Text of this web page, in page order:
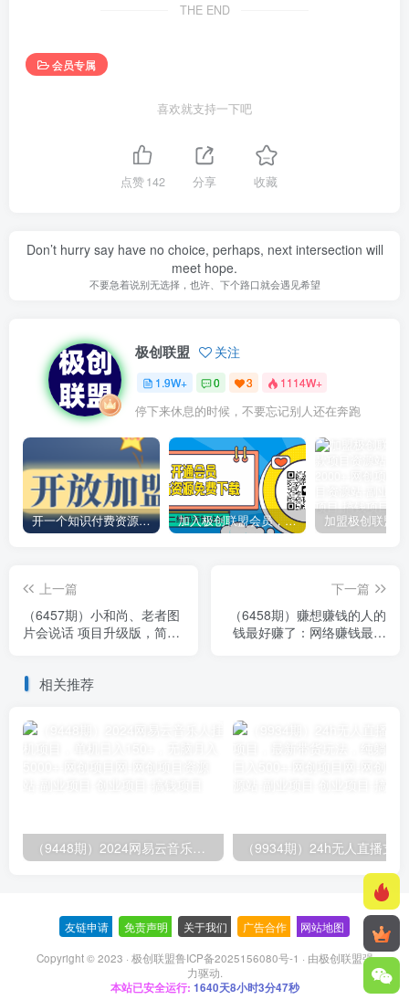
THE END
会员专属
喜欢就支持一下吧
点赞142 分享 收藏
Don’t hurry say have no choice, perhaps, next intersection will
meet hope.
不要急着说别无选择，也许、下个路口就会遇见希望
极创联盟 关注
1.9W+ 0 3 1114W+
停下来休息的时候，不要忘记别人还在奔跑
开一个知识付费资源网站，小白也能日入1000+ 加入极创联盟会员，全站资源免费学习。
上一篇
（6457期）小和尚、老者图
片会说话 项目升级版，简单
下一篇
（6458期）赚想赚钱的人的
钱最好赚了：网络赚钱最靠
相关推荐
（9448期）2024网易云音乐人挂机项目，单机日入150+，无脑月入5000+
友链申请 免责声明 关于我们 广告合作 网站地图
Copyright © 2023 · 极创联盟鲁ICP备2025156080号-1 · 由极创联盟强
力驱动.
本站已安全运行: 1640天8小时3分47秒